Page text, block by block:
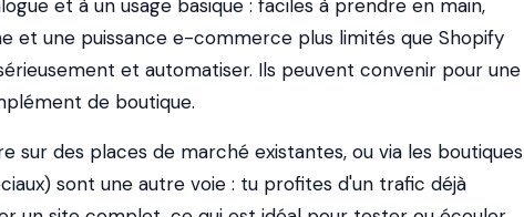
et à un usage basique : faciles à prendre en main,
et une puissance e-commerce plus limités que Shopify
et automatiser. Ils peuvent convenir pour une
de boutique.
sur des places de marché existantes, ou via les boutiques
sont une autre voie : tu profites d'un trafic déjà